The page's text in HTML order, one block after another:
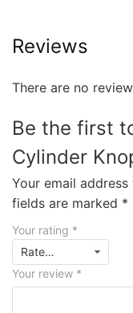
Reviews
There are no
Be the first
Cylinder
Your email
fields are marked *
Your rating *
Your review *